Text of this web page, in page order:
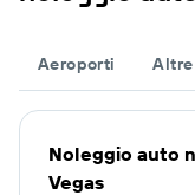
Aeroporti
Noleggio auto
Vegas